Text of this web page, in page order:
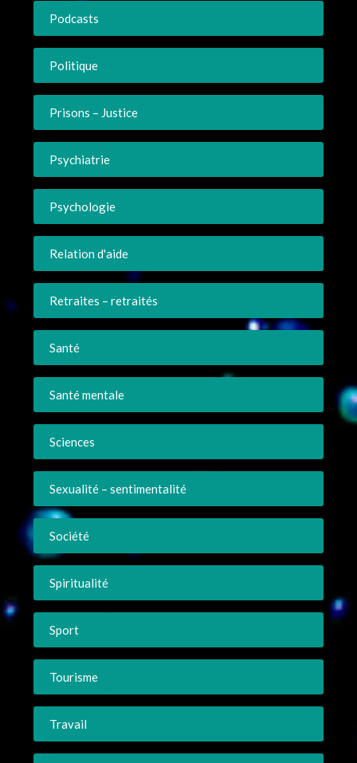
Podcasts
Politique
Prisons – Justice
Psychiatrie
Psychologie
Relation d'aide
Retraites – retraités
Santé
Santé mentale
Sciences
Sexualité – sentimentalité
Société
Spiritualité
Sport
Tourisme
Travail